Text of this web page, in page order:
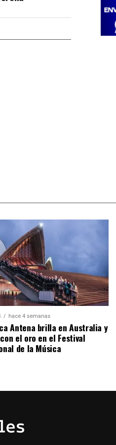
hace 4 semanas
Antena brilla en Australia y
el oro en el Festival
de la Música